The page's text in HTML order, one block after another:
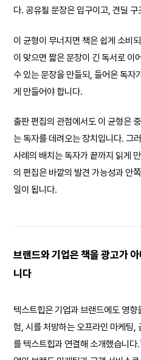
다. 공유될 문장은 입구이고, 견딜
이 균형이 무너지면 책은 쉽게 소비
이 맞으면 짧은 문장이 긴 독서로 이
수 있는 문장을 만들되, 들어온 독자
게 만들어야 합니다.
출판 편집의 관점에서도 이 균형은
는 독자를 데려오는 장치입니다. 그
사례의 배치는 독자가 끝까지 읽게
의 편집은 바깥의 발견 가능성과 안
일이 됩니다.
브랜드와 기업은 책을 광고가
니다
텍스트힙은 기업과 브랜드에도 영향
험, 시를 처방하는 오프라인 마케팅,
를 텍스트힙과 연결해 소개했습니다.1